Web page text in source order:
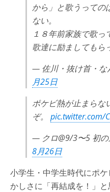
から」と歌うっての
ない。
１８年前家族で歌
歌達に励ましてもら
— 佐川・抜け首・な
月25日
ポケビ熱が止まらな
ぞ。 pic.twitter.com/
— クロ@9/3〜5 初の
8月26日
小学生・中学生時代にポ
かしさに「再結成を！」と